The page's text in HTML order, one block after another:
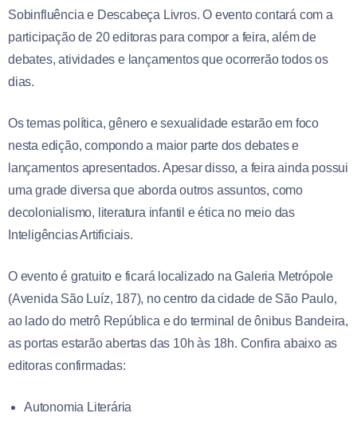
Sobinfluência e Descabeça Livros. O evento contará com a
participação de 20 editoras para compor a feira, além de
debates, atividades e lançamentos que ocorrerão todos os
dias.
Os temas política, gênero e sexualidade estarão em foco
nesta edição, compondo a maior parte dos debates e
lançamentos apresentados. Apesar disso, a feira ainda possui
uma grade diversa que aborda outros assuntos, como
decolonialismo, literatura infantil e ética no meio das
Inteligências Artificiais.
O evento é gratuito e ficará localizado na Galeria Metrópole
(Avenida São Luíz, 187), no centro da cidade de São Paulo,
ao lado do metrô República e do terminal de ônibus Bandeira,
as portas estarão abertas das 10h às 18h. Confira abaixo as
editoras confirmadas:
Autonomia Literária